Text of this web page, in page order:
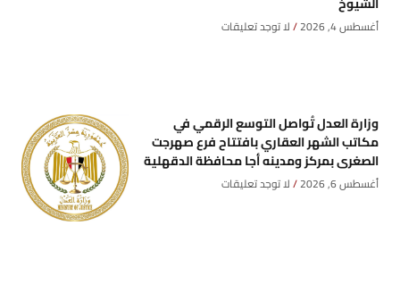
أغسطس 4, 2026 لا توجد تعليقات
وزارة العدل تُواصل التوسع الرقمي في
مكاتب الشهر العقاري بافتتاح فرع صهرجت
الصغرى بمركز ومدينه أجا محافظة الدقهلية
أغسطس 6, 2026 لا توجد تعليقات